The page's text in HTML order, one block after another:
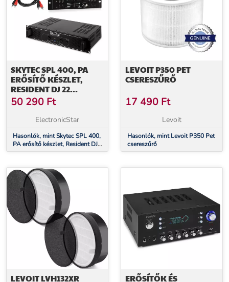
SKYTEC SPL 400, PA
ERŐSÍTŐ KÉSZLET,
RESIDENT DJ 22
BLUETOOTH 2CH
KEVERŐPULT, FEKETE
50 290 Ft
ElectronicStar
Hasonlók, mint Skytec SPL 400,
PA erősítő készlet, Resident DJ
22 Bluetooth 2CH keverőpult,
LEVOIT P350 PET
CSERESZŰRŐ
17 490 Ft
Levoit
Hasonlók, mint Levoit P350 Pet
csereszűrő
LEVOIT LVH132XR
ERŐSÍTŐK ÉS